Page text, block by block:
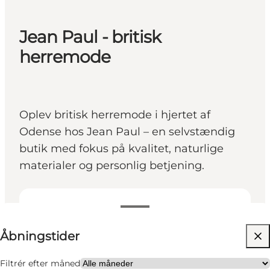
Jean Paul - britisk
herremode
Oplev britisk herremode i hjertet af
Odense hos Jean Paul – en selvstændig
butik med fokus på kvalitet, naturlige
materialer og personlig betjening.
Åbningstider
Filtrér efter måned
Besøg hjemmeside